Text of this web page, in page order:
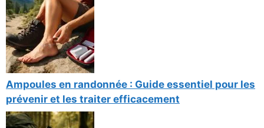
Ampoules en randonnée : Guide essentiel pour les
prévenir et les traiter efficacement